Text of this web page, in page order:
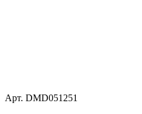
Арт. DMD051251